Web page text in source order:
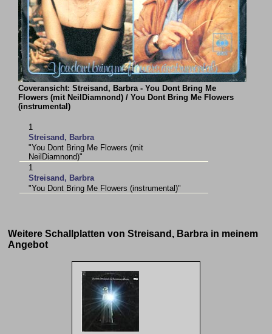
Coveransicht: Streisand, Barbra - You Dont Bring Me
Flowers (mit NeilDiamnond) / You Dont Bring Me Flowers
(instrumental)
1
Streisand, Barbra
"You Dont Bring Me Flowers (mit
NeilDiamnond)"
1
Streisand, Barbra
"You Dont Bring Me Flowers (instrumental)"
Weitere Schallplatten von Streisand, Barbra in meinem
Angebot